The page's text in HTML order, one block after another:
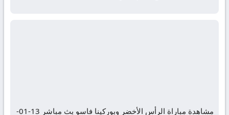
مشاهدة مباراة الرأس الأخضر وبوركينا فاسو بث مباشر 13-01-